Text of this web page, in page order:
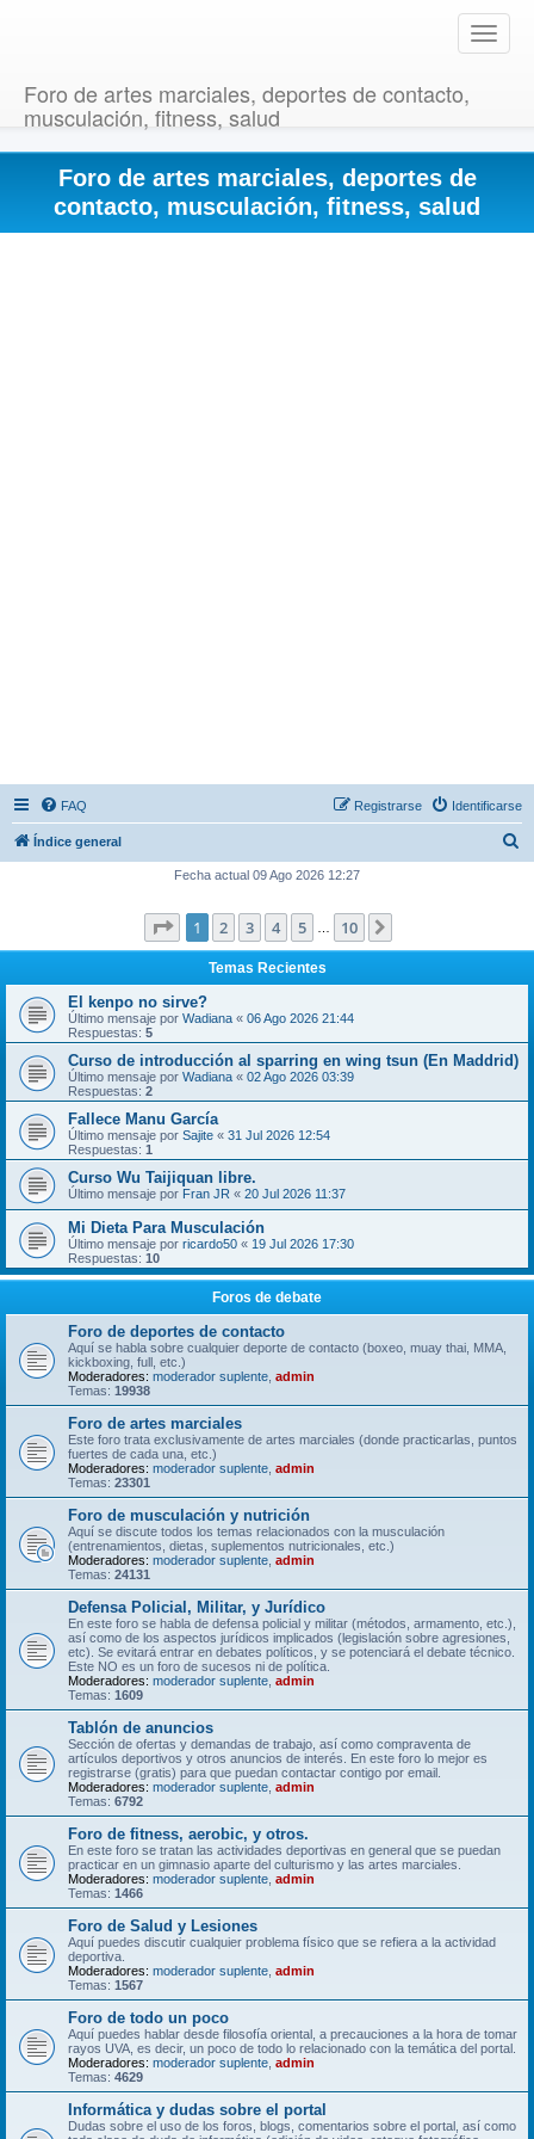
T
o
e
v
Foro de artes marciales, deportes de contacto,
musculación, fitness, salud
Foro de artes marciales, deportes de
contacto, musculación, fitness, salud
FAQ Identificarse
Registrarse
Índice general
a
r
Fecha actual 09 Ago 2026 12:27
Página de 10
1 2 3 4 5 10
Temas Recientes
El kenpo no sirve?
Último mensaje por Wadiana « 06 Ago 2026 21:44
Respuestas: 5
Curso de introducción al sparring en wing tsun (En Maddrid)
Último mensaje por Wadiana « 02 Ago 2026 03:39
Respuestas: 2
Fallece Manu García
Último mensaje por Sajite « 31 Jul 2026 12:54
Respuestas: 1
Curso Wu Taijiquan libre.
Último mensaje por Fran JR « 20 Jul 2026 11:37
Mi Dieta Para Musculación
Último mensaje por ricardo50 « 19 Jul 2026 17:30
Respuestas: 10
Foros de debate
Foro de deportes de contacto
Aquí se habla sobre cualquier deporte de contacto (boxeo, muay thai, MMA,
kickboxing, full, etc.)
Moderadores: moderador suplente admin
Temas: 19938
Foro de artes marciales
Este foro trata exclusivamente de artes marciales (donde practicarlas, puntos
fuertes de cada una, etc.)
Moderadores: moderador suplente admin
Temas: 23301
Foro de musculación y nutrición
Aquí se discute todos los temas relacionados con la musculación
(entrenamientos, dietas, suplementos nutricionales, etc.)
Moderadores: moderador suplente admin
Temas: 24131
Defensa Policial, Militar, y Jurídico
En este foro se habla de defensa policial y militar (métodos, armamento, etc.),
así como de los aspectos jurídicos implicados (legislación sobre agresiones,
etc). Se evitará entrar en debates políticos, y se potenciará el debate técnico.
Este NO es un foro de sucesos ni de política.
Moderadores: moderador suplente admin
Temas: 1609
Tablón de anuncios
Sección de ofertas y demandas de trabajo, así como compraventa de
artículos deportivos y otros anuncios de interés. En este foro lo mejor es
registrarse (gratis) para que puedan contactar contigo por email.
Moderadores: moderador suplente admin
Temas: 6792
Foro de fitness, aerobic, y otros.
En este foro se tratan las actividades deportivas en general que se puedan
practicar en un gimnasio aparte del culturismo y las artes marciales.
Moderadores: moderador suplente admin
Temas: 1466
Foro de Salud y Lesiones
Aquí puedes discutir cualquier problema físico que se refiera a la actividad
deportiva.
Moderadores: moderador suplente admin
Temas: 1567
Foro de todo un poco
Aquí puedes hablar desde filosofía oriental, a precauciones a la hora de tomar
rayos UVA, es decir, un poco de todo lo relacionado con la temática del portal.
Moderadores: moderador suplente admin
Temas: 4629
Informática y dudas sobre el portal
Dudas sobre el uso de los foros, blogs, comentarios sobre el portal, así como